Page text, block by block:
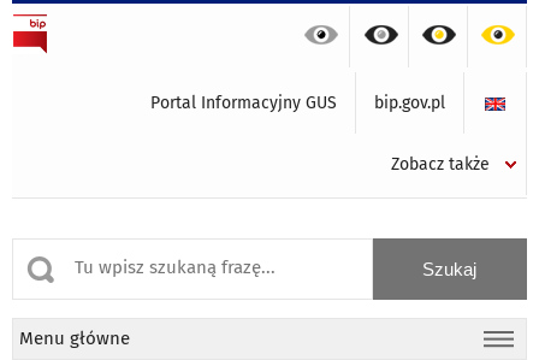
Portal Informacyjny GUS bip.gov.pl
Zobacz także
Menu główne